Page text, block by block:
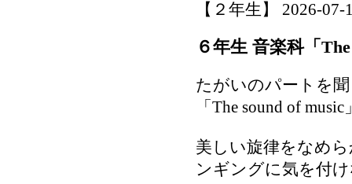
【２年生】 2026-07-
６年生 音楽科「
たがいのパートを
「The sound of
美しい旋律をなめ
ンギングに気を付